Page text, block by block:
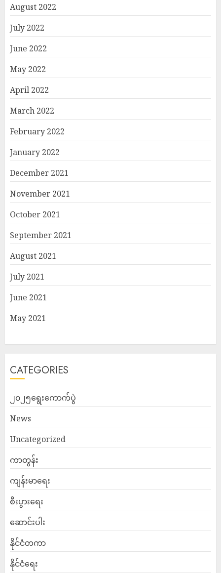
August 2022
July 2022
June 2022
May 2022
April 2022
March 2022
February 2022
January 2022
December 2021
November 2021
October 2021
September 2021
August 2021
July 2021
June 2021
May 2021
CATEGORIES
၂၀၂၅ရွေးကောက်ပွဲ
News
Uncategorized
ကာတွန်း
ကျန်းမာရေး
စီးပွားရေး
ဆောင်းပါး
နိုင်ငံတကာ
နိုင်ငံရေး